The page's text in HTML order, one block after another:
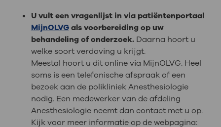
U vult een vragenlijst in via patiëntenportaal
MijnOLVGals voorbereiding op uw
behandeling of onderzoek.Daarna hoort u
welke soort verdoving u krijgt.
Meestal hoort u dit online via MijnOLVG. Heel
soms is een telefonische afspraak of een
bezoek aan de polikliniek Anesthesiologie
nodig. Een medewerker van de afdeling
Anesthesiologie neemt dan contact met u op.
Kijk voor meer informatie op de webpagina: